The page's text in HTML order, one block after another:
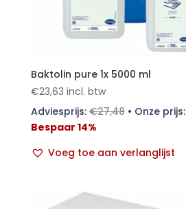
Baktolin pure 1x 5000 ml
€23,63 incl. btw
Adviesprijs:€27,48• Onze prijs:
Bespaar 14%
Voeg toe aan verlanglijst